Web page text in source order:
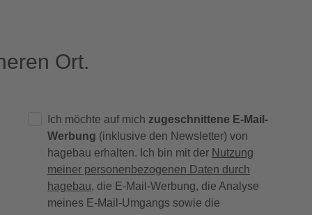
Ort.
Ich möchte auf mich zugeschnittene E-Mail-
Werbung (inklusive den Newsletter) von
hagebau erhalten. Ich bin mit der Nutzung
meiner personenbezogenen Daten durch
hagebau, die E-Mail-Werbung, die Analyse
meines E-Mail-Umgangs sowie die